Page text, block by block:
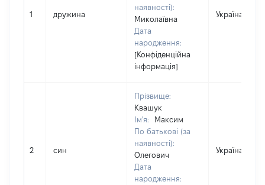
1 дружина
наявності):
Миколаївна
Дата
народження:
[Конфіденційна
інформація]
Україна
2 син
Прізвище:
Квашук
Ім'я:
Максим
По батькові (за
наявності):
Олегович
Дата
народження:
Україна